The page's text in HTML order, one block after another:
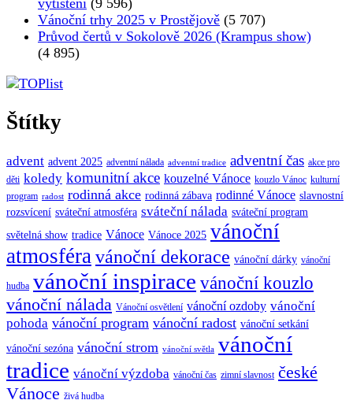
vytištění (9 596)
Vánoční trhy 2025 v Prostějově (5 707)
Průvod čertů v Sokolově 2026 (Krampus show)
(4 895)
Štítky
advent advent 2025 adventní nálada adventní tradice adventní čas akce pro
děti koledy komunitní akce kouzelné Vánoce kouzlo Vánoc kulturní
program radost rodinná akce rodinná zábava rodinné Vánoce slavnostní
rozsvícení sváteční atmosféra sváteční nálada sváteční program
světelná show tradice Vánoce Vánoce 2025 vánoční
atmosféravánoční dekorace vánoční dárky vánoční
hudba vánoční inspirace vánoční kouzlo
vánoční nálada Vánoční osvětlení vánoční ozdoby vánoční
pohoda vánoční program vánoční radost vánoční setkání
vánoční sezóna vánoční strom vánoční světla vánoční
tradice vánoční výzdoba vánoční čas zimní slavnost české
Vánoce živá hudba